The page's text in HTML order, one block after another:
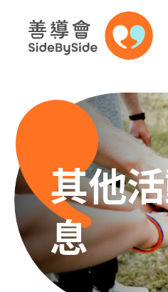
跳到內容（按回
A A
主頁
本會服務
其他
息